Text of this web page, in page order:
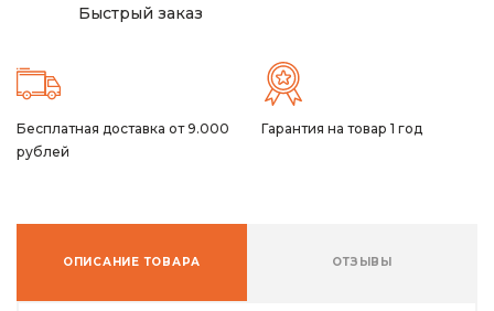
Быстрый заказ
Бесплатная доставка от 9.000
рублей
Гарантия на товар 1 год
ОПИСАНИЕ ТОВАРА ОТЗЫВЫ